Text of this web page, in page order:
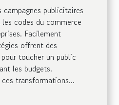
campagnes publicitaires
codes du commerce
Facilement
offrent des
toucher un public
les budgets.
transformations...